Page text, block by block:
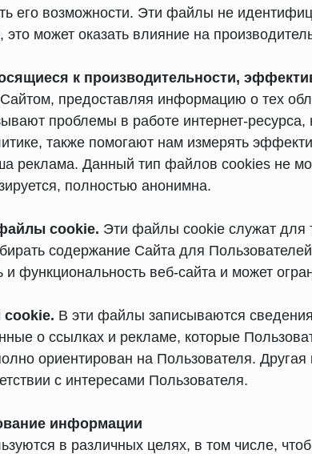
его возможности. Эти файлы не
может оказать влияние на
к производительности,
предоставляя информацию о тех
проблемы в работе интернет-
также помогают нам измерять
реклама. Данный тип файлов cookies не
полностью анонимна.
cookie. Эти файлы cookie служат для
содержание Сайта для
и функциональность веб-сайта и может
В эти файлы записываются
о ссылках и рекламе, которые
ориентирован на Пользователя.
с интересами Пользователя.
информации
в различных целях, в том числе,